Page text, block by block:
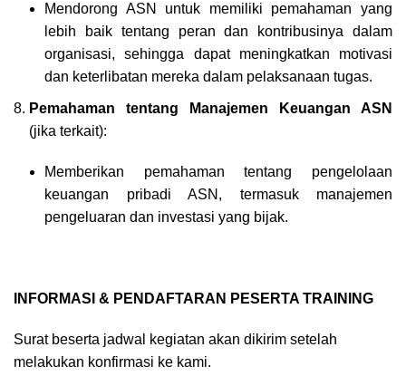
Mendorong ASN untuk memiliki pemahaman yang
lebih baik tentang peran dan kontribusinya dalam
organisasi, sehingga dapat meningkatkan motivasi
dan keterlibatan mereka dalam pelaksanaan tugas.
Pemahaman tentang Manajemen Keuangan ASN
(jika terkait):
Memberikan pemahaman tentang pengelolaan
keuangan pribadi ASN, termasuk manajemen
pengeluaran dan investasi yang bijak.
INFORMASI & PENDAFTARAN PESERTA TRAINING
Surat beserta jadwal kegiatan akan dikirim setelah
melakukan konfirmasi ke kami.